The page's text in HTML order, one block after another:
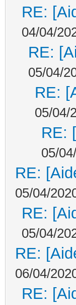
RE:
04/04/
RE:
05/04/
RE:
05/04/
RE:
05/
RE:
05/04/
RE:
05/04/
RE:
06/04/
RE: